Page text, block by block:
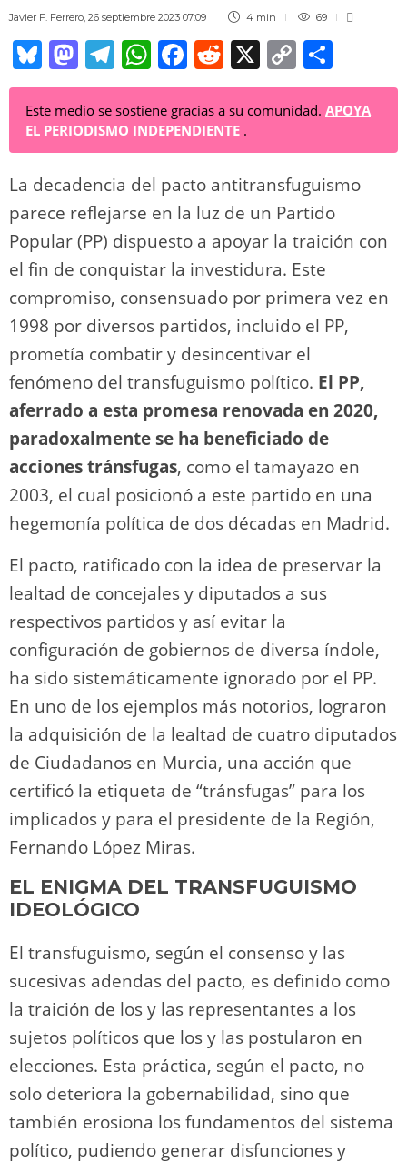
Javier F. Ferrero 26 septiembre 2023 07:09 4 min 69
Bl
u
e
sk
M
a
st
o
d
o
n
T
el
e
gr
a
m
W
h
at
s
A
p
p
F
a
c
e
b
o
o
k
R
e
d
di
X C
o
p
n
k
o
m
tir
Este medio se sostiene gracias a su comunidad. APOYA
EL PERIODISMO INDEPENDIENTE .
La decadencia del pacto antitransfuguismo
parece reflejarse en la luz de un Partido
Popular (PP) dispuesto a apoyar la traición con
el fin de conquistar la investidura. Este
compromiso, consensuado por primera vez en
1998 por diversos partidos, incluido el PP,
prometía combatir y desincentivar el
fenómeno del transfuguismo político. El PP,
aferrado a esta promesa renovada en 2020,
paradoxalmente se ha beneficiado de
acciones tránsfugas, como el tamayazo en
2003, el cual posicionó a este partido en una
hegemonía política de dos décadas en Madrid.
El pacto, ratificado con la idea de preservar la
lealtad de concejales y diputados a sus
respectivos partidos y así evitar la
configuración de gobiernos de diversa índole,
ha sido sistemáticamente ignorado por el PP.
En uno de los ejemplos más notorios, lograron
la adquisición de la lealtad de cuatro diputados
de Ciudadanos en Murcia, una acción que
certificó la etiqueta de “tránsfugas” para los
implicados y para el presidente de la Región,
Fernando López Miras.
EL ENIGMA DEL TRANSFUGUISMO
IDEOLÓGICO
El transfuguismo, según el consenso y las
sucesivas adendas del pacto, es definido como
la traición de los y las representantes a los
sujetos políticos que los y las postularon en
elecciones. Esta práctica, según el pacto, no
solo deteriora la gobernabilidad, sino que
también erosiona los fundamentos del sistema
político, pudiendo generar disfunciones y